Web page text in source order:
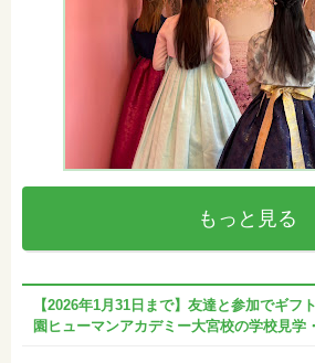
もっと見る
【2026年1月31日まで】友達と参加でギフ
園ヒューマンアカデミー大宮校の学校見学